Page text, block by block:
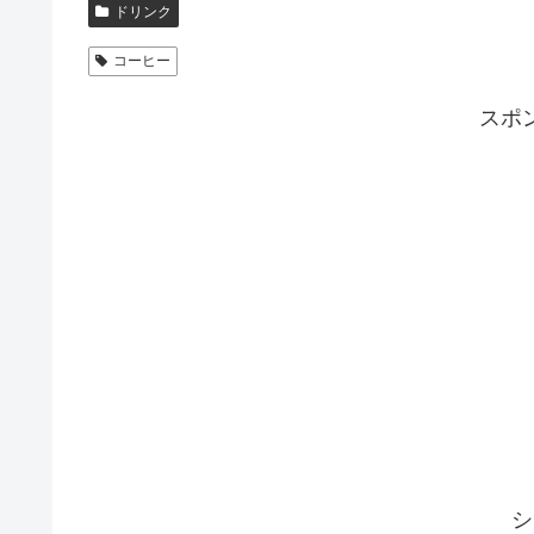
ドリンク
コーヒー
スポ